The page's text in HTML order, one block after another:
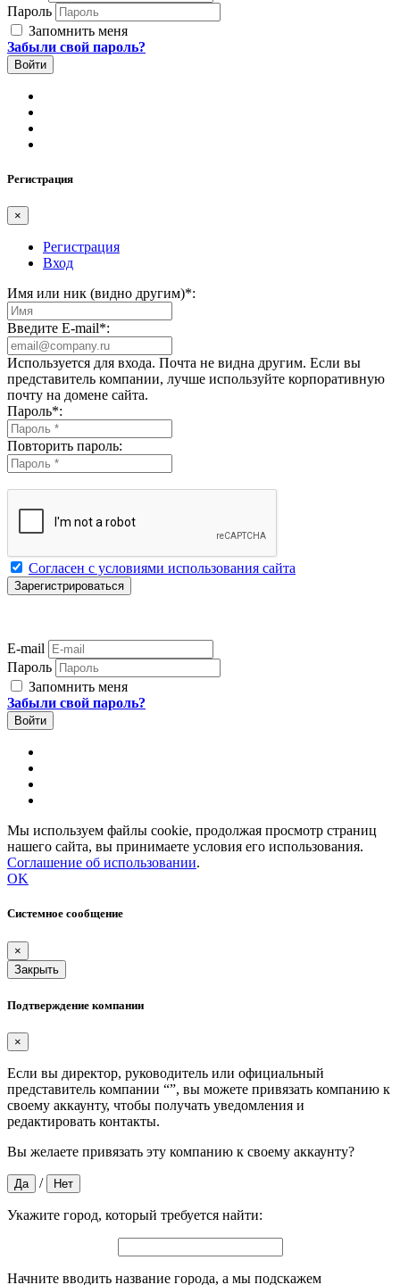
Пароль
Запомнить меня
Забыли свой пароль?
Регистрация
×
Регистрация
Вход
Имя или ник (видно другим)*:
Введите E-mail*:
Используется для входа. Почта не видна другим. Если вы
представитель компании, лучше используйте корпоративную
почту на домене сайта.
Пароль*:
Повторить пароль:
Согласен с условиями использования сайта
E-mail
Пароль
Запомнить меня
Забыли свой пароль?
Мы используем файлы cookie, продолжая просмотр страниц
нашего сайта, вы принимаете условия его использования.
Соглашение об использовании.
OK
Системное сообщение
×
Закрыть
Подтверждение компании
×
Если вы директор, руководитель или официальный
представитель компании “”, вы можете привязать компанию к
своему аккаунту, чтобы получать уведомления и
редактировать контакты.
Вы желаете привязать эту компанию к своему аккаунту?
Да / Нет
Укажите город, который требуется найти:
Начните вводить название города, а мы подскажем